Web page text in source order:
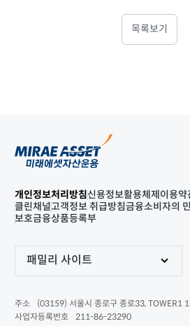
목록보기
개인정보처리방침신용정보활용체제 이용약
클린채널고객정보 취급방침금융소비자의
보호금융상품등록부
패밀리 사이트
주소
(03159) 서울시 종로구 종로33, TOWER1
사업자등록번호
211-86-23290